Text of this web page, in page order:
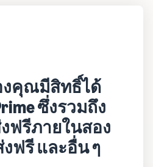
คุณมีสิทธิ์ได้
ซึ่งรวมถึง
ฟรีภายในสอง
ฟรี และอื่น ๆ